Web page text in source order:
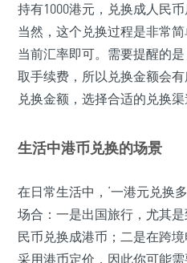
持有1000港元，兑换成人民币
当然，这个兑换过程是非常
当前汇率即可。需要提醒的
取手续费，所以兑换金额会
兑换金额，选择合适的兑换渠
生活中港币兑换的场景
在日常生活中，‘一港元兑换
场合：一是出国旅行，尤其
民币兑换成港币；二是在跨
采用港币定价，因此你可能